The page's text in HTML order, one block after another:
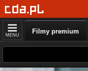
MENU Filmy premium